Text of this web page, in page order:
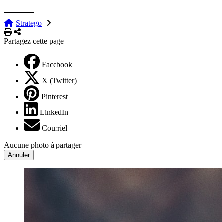
Stratego
Imprimer
Partager
Partagez cette page
Facebook
X (Twitter)
Pinterest
LinkedIn
Courriel
Aucune photo à partager
Annuler